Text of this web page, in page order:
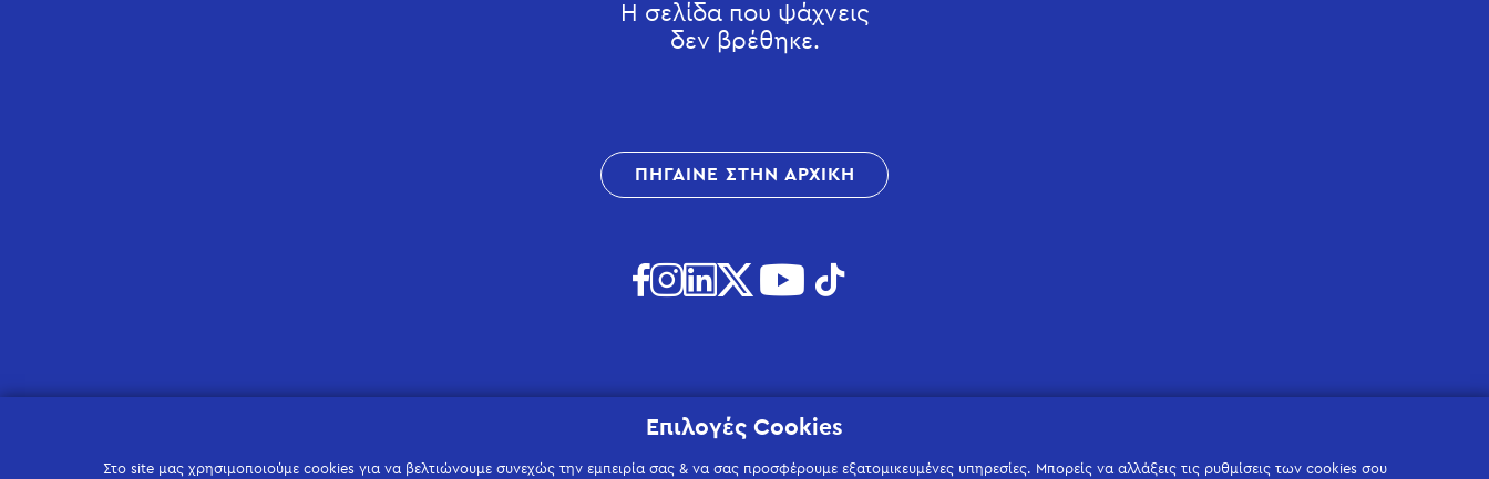
Η σελίδα που ψάχνεις
δεν βρέθηκε.
ΠΗΓΑΙΝΕ ΣΤΗΝ ΑΡΧΙΚΗ
Επιλογές Cookies
Στο site μας χρησιμοποιούμε cookies για να βελτιώνουμε συνεχώς την εμπειρία σας & να σας προσφέρουμε εξατομικευμένες υπηρεσίες. Μπορείς να αλλάξεις τις ρυθμίσεις των cookies σου